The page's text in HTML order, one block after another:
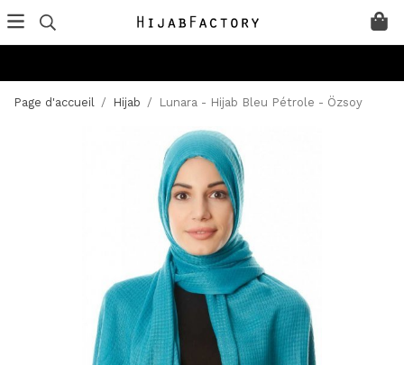
Page d'accueil / Hijab / Lunara - Hijab Bleu Pétrole - Özsoy